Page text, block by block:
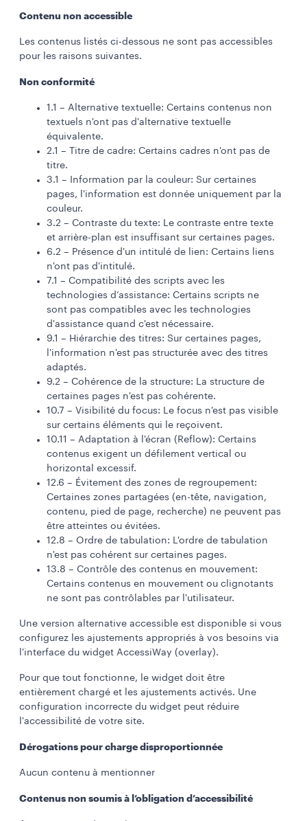
Contenu non accessible
Les contenus listés ci-dessous ne sont pas accessibles
pour les raisons suivantes.
Non conformité
1.1 – Alternative textuelle: Certains contenus non
textuels n'ont pas d'alternative textuelle
équivalente.
2.1 – Titre de cadre: Certains cadres n'ont pas de
titre.
3.1 – Information par la couleur: Sur certaines
pages, l'information est donnée uniquement par la
couleur.
3.2 – Contraste du texte: Le contraste entre texte
et arrière-plan est insuffisant sur certaines pages.
6.2 – Présence d'un intitulé de lien: Certains liens
n'ont pas d'intitulé.
7.1 – Compatibilité des scripts avec les
technologies d’assistance: Certains scripts ne
sont pas compatibles avec les technologies
d'assistance quand c'est nécessaire.
9.1 – Hiérarchie des titres: Sur certaines pages,
l'information n'est pas structurée avec des titres
adaptés.
9.2 – Cohérence de la structure: La structure de
certaines pages n'est pas cohérente.
10.7 – Visibilité du focus: Le focus n'est pas visible
sur certains éléments qui le reçoivent.
10.11 – Adaptation à l'écran (Reflow): Certains
contenus exigent un défilement vertical ou
horizontal excessif.
12.6 – Évitement des zones de regroupement:
Certaines zones partagées (en-tête, navigation,
contenu, pied de page, recherche) ne peuvent pas
être atteintes ou évitées.
12.8 – Ordre de tabulation: L'ordre de tabulation
n'est pas cohérent sur certaines pages.
13.8 – Contrôle des contenus en mouvement:
Certains contenus en mouvement ou clignotants
ne sont pas contrôlables par l'utilisateur.
Une version alternative accessible est disponible si vous
configurez les ajustements appropriés à vos besoins via
l'interface du widget AccessiWay (overlay).
Pour que tout fonctionne, le widget doit être
entièrement chargé et les ajustements activés. Une
configuration incorrecte du widget peut réduire
l'accessibilité de votre site.
Dérogations pour charge disproportionnée
Aucun contenu à mentionner
Contenus non soumis à l’obligation d’accessibilité